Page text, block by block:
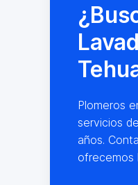
Plomeros
servicios
años.
ofrecemos